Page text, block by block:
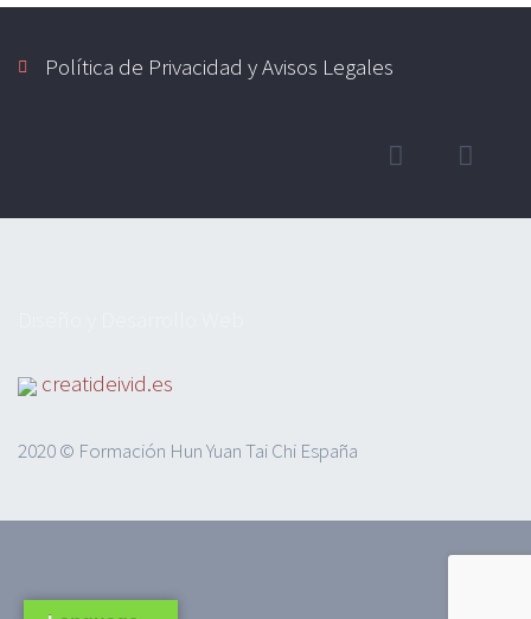
Política de Privacidad y Avisos Legales
creatideivid.es
2020 © Formación Hun Yuan Tai Chi España